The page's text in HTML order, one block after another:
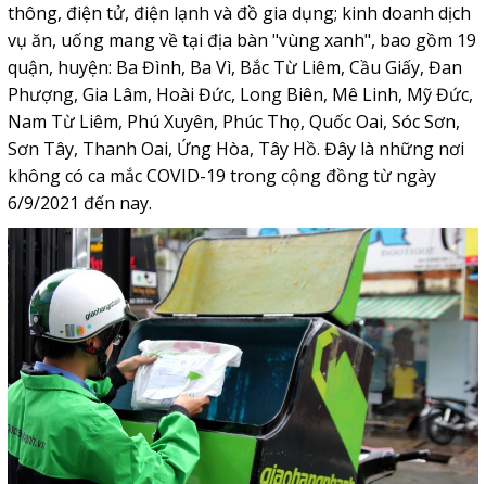
thông, điện tử, điện lạnh và đồ gia dụng; kinh doanh dịch
vụ ăn, uống mang về tại địa bàn "vùng xanh", bao gồm 19
quận, huyện: Ba Đình, Ba Vì, Bắc Từ Liêm, Cầu Giấy, Đan
Phượng, Gia Lâm, Hoài Đức, Long Biên, Mê Linh, Mỹ Đức,
Nam Từ Liêm, Phú Xuyên, Phúc Thọ, Quốc Oai, Sóc Sơn,
Sơn Tây, Thanh Oai, Ứng Hòa, Tây Hồ. Đây là những nơi
không có ca mắc COVID-19 trong cộng đồng từ ngày
6/9/2021 đến nay.